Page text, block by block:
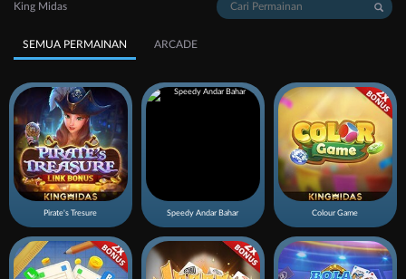
King Midas
SEMUA PERMAINAN ARCADE
Pirate's Tresure Speedy Andar Bahar Colour Game